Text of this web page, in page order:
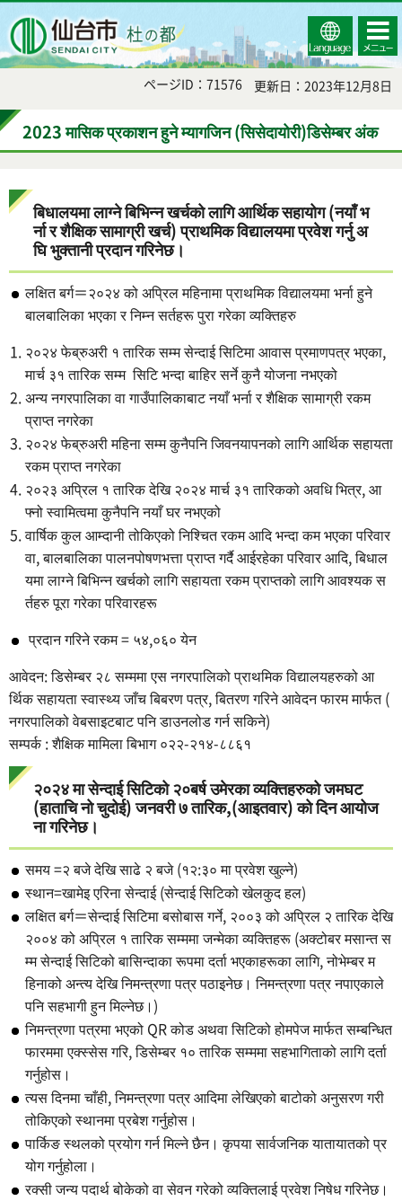
Select
Language
コンテ
ンツメ
ニュー
ページID：71576 更新日：2023年12月8日
2023 मासिक प्रकाशन हुने म्यागजिन (सिसेदायोरी)डिसेम्बर अंक
बिधालयमा लाग्ने बिभिन्न खर्चको लागि आर्थिक सहायोग (नयाँ भ
र्ना र शैक्षिक सामाग्री खर्च) प्राथमिक विद्यालयमा प्रवेश गर्नु अ
घि भुक्तानी प्रदान गरिनेछ।
लक्षित बर्ग＝२०२४ को अप्रिल महिनामा प्राथमिक विद्यालयमा भर्ना हुने
बालबालिका भएका र निम्न सर्तहरू पुरा गरेका व्यक्तिहरु
२०२४ फेब्रुअरी १ तारिक सम्म सेन्दाई सिटिमा आवास प्रमाणपत्र भएका,
मार्च ३१ तारिक सम्म सिटि भन्दा बाहिर सर्ने कुनै योजना नभएको
अन्य नगरपालिका वा गाउँपालिकाबाट नयाँ भर्ना र शैक्षिक सामाग्री रकम
प्राप्त नगरेका
२०२४ फेब्रुअरी महिना सम्म कुनैपनि जिवनयापनको लागि आर्थिक सहायता
रकम प्राप्त नगरेका
२०२३ अप्रिल १ तारिक देखि २०२४ मार्च ३१ तारिकको अवधि भित्र, आ
फ्नो स्वामित्वमा कुनैपनि नयाँ घर नभएको
वार्षिक कुल आम्दानी तोकिएको निश्चित रकम आदि भन्दा कम भएका परिवार
वा, बालबालिका पालनपोषणभत्ता प्राप्त गर्दै आईरहेका परिवार आदि, बिधाल
यमा लाग्ने बिभिन्न खर्चको लागि सहायता रकम प्राप्तको लागि आवश्यक स
र्तहरु पूरा गरेका परिवारहरू
प्रदान गरिने रकम = ५४,०६० येन
आवेदन: डिसेम्बर २८ सम्ममा एस नगरपालिको प्राथमिक विद्यालयहरुको आ
र्थिक सहायता स्वास्थ्य जाँच बिबरण पत्र, बितरण गरिने आवेदन फारम मार्फत (
नगरपालिको वेबसाइटबाट पनि डाउनलोड गर्न सकिने)
सम्पर्क : शैक्षिक मामिला बिभाग ०२२-२१४-८८६१
२०२४ मा सेन्दाई सिटिको २०बर्ष उमेरका व्यक्तिहरुको जमघट
(हाताचि नो चुदोई) जनवरी ७ तारिक,(आइतवार) को दिन आयोज
ना गरिनेछ।
समय =२ बजे देखि साढे २ बजे (१२:३० मा प्रवेश खुल्ने)
स्थान=खामेइ एरिना सेन्दाई (सेन्दाई सिटिको खेलकुद हल)
लक्षित बर्ग＝सेन्दाई सिटिमा बसोबास गर्ने, २००३ को अप्रिल २ तारिक देखि
२००४ को अप्रिल १ तारिक सम्ममा जन्मेका व्यक्तिहरू (अक्टोबर मसान्त स
म्म सेन्दाई सिटिको बासिन्दाका रूपमा दर्ता भएकाहरूका लागि, नोभेम्बर म
हिनाको अन्त्य देखि निमन्त्रणा पत्र पठाइनेछ। निमन्त्रणा पत्र नपाएकाले
पनि सहभागी हुन मिल्नेछ।)
निमन्त्रणा पत्रमा भएको QR कोड अथवा सिटिको होमपेज मार्फत सम्बन्धित
फारममा एक्स्सेस गरि, डिसेम्बर १० तारिक सम्ममा सहभागिताको लागि दर्ता
गर्नुहोस।
त्यस दिनमा चाँही, निमन्त्रणा पत्र आदिमा लेखिएको बाटोको अनुसरण गरी
तोकिएको स्थानमा प्रबेश गर्नुहोस।
पार्किङ स्थलको प्रयोग गर्न मिल्ने छैन। कृपया सार्वजनिक यातायातको प्र
योग गर्नुहोला।
रक्सी जन्य पदार्थ बोकेको वा सेवन गरेको व्यक्तिलाई प्रवेश निषेध गरिनेछ।